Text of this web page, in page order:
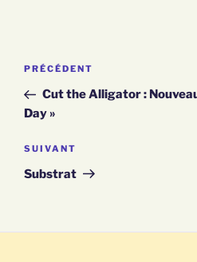
NAVIGATION
DE
L’ARTICLE
Article
précédent
PRÉCÉDENT
Cut the Alligator :
Day »
Article
suivant
SUIVANT
Substrat